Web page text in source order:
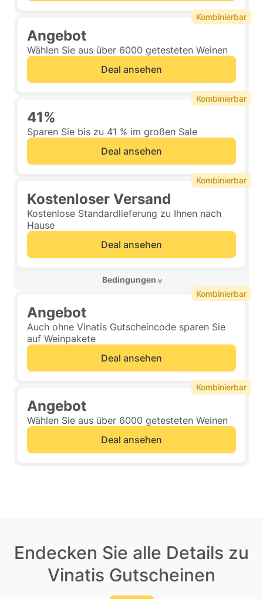
Angebot
Wählen Sie aus über 6000 getesteten Weinen
Deal ansehen
Kombinierbar
41%
Sparen Sie bis zu 41 % im großen Sale
Deal ansehen
Kombinierbar
Kostenloser Versand
Kostenlose Standardlieferung zu Ihnen nach
Hause
Deal ansehen
Bedingungen
Kombinierbar
Angebot
Auch ohne Vinatis Gutscheincode sparen Sie
auf Weinpakete
Deal ansehen
Kombinierbar
Angebot
Wählen Sie aus über 6000 getesteten Weinen
Deal ansehen
Kombinierbar
Endecken Sie alle Details zu
Vinatis Gutscheinen